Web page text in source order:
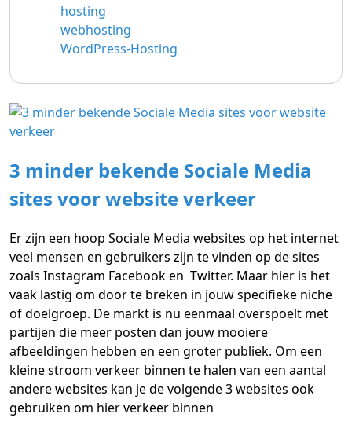
hosting
webhosting
WordPress-Hosting
3 minder bekende Sociale Media
sites voor website verkeer
Er zijn een hoop Sociale Media websites op het internet
veel mensen en gebruikers zijn te vinden op de sites
zoals Instagram Facebook en Twitter. Maar hier is het
vaak lastig om door te breken in jouw specifieke niche
of doelgroep. De markt is nu eenmaal overspoelt met
partijen die meer posten dan jouw mooiere
afbeeldingen hebben en een groter publiek. Om een
kleine stroom verkeer binnen te halen van een aantal
andere websites kan je de volgende 3 websites ook
gebruiken om hier verkeer binnen